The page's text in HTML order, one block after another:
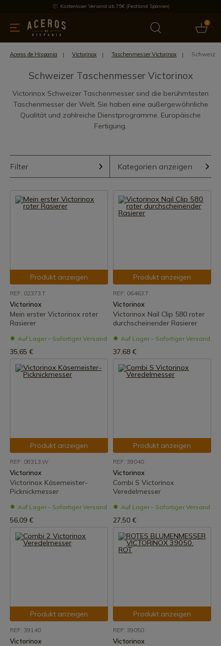
Kostenloser Versand ab 75€ (Festland Spanien)
0
Bietet Aktuelles Bestseller
Aceros de Hispania Victorinox Taschenmesser Victorinox
Schweizer Taschenmesser Victorinox
Victorinox Schweizer Taschenmesser sind die berühmtesten
Taschenmesser der Welt. Sie haben eine außergewöhnliche
Qualität und zahlreiche Dienstprogramme. Europäische
Fertigung.
Filter Kategorien anzeigen
Produkt anzeigen
REF: 02373.T
Victorinox
Mein erster Victorinox roter
Rasierer
Auf Lager – Sofortiger Versand
35,65 €
Produkt anzeigen
REF: 06463.T
Victorinox
Victorinox Nail Clip 580 roter
durchscheinender Rasierer
Auf Lager – Sofortiger Versand
37,68 €
Produkt anzeigen
REF: 08313.W
Victorinox
Victorinox Käsemeister-
Picknickmesser
Auf Lager – Sofortiger Versand
56,09 €
Produkt anzeigen
REF: 39040
Victorinox
Combi S Victorinox
Veredelmesser
Auf Lager – Sofortiger Versand
27,50 €
Produkt anzeigen
REF: 39140
Victorinox
Produkt anzeigen
REF: 39050
Victorinox